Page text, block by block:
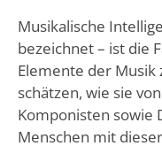
Musikalische
bezeichnet – ist die
Elemente der Musik
schätzen, wie sie
Komponisten sowie
Menschen mit